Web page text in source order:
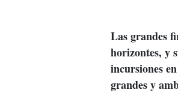
Las grandes
horizontes, y
incursiones
grandes y